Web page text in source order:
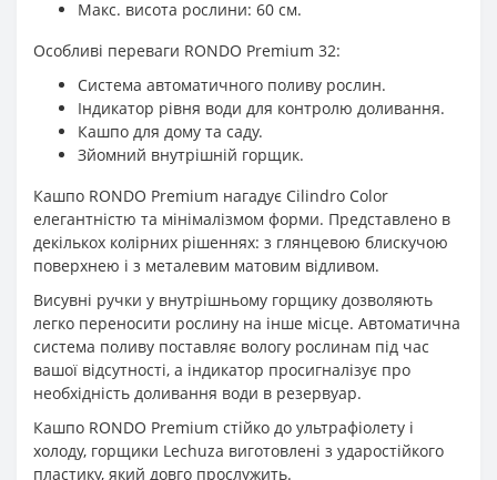
Макс. висота рослини: 60 см.
Особливі переваги RONDO Premium 32:
Система автоматичного поливу рослин.
Індикатор рівня води для контролю доливання.
Кашпо для дому та саду.
Зйомний внутрішній горщик.
Кашпо RONDO Premium нагадує Cilindro Color
елегантністю та мінімалізмом форми. Представлено в
декількох колірних рішеннях: з глянцевою блискучою
поверхнею і з металевим матовим відливом.
Висувні ручки у внутрішньому горщику дозволяють
легко переносити рослину на інше місце. Автоматична
система поливу поставляє вологу рослинам під час
вашої відсутності, а індикатор просигналізує про
необхідність доливання води в резервуар.
Кашпо RONDO Premium стійко до ультрафіолету і
холоду, горщики Lechuza виготовлені з ударостійкого
пластику, який довго прослужить.